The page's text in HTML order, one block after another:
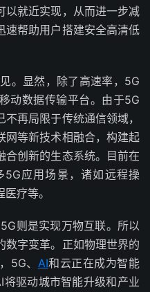
以就近实现，从而进一步减
速帮助用户搭建安全高清低
。显然，除了高速率，5G
动数据传输平台。由于5G
再局限于传统通信领域，
网等新技术相融合，构建起
合创新的生态系统。目前在
应用场景，诸如远程操
疗等。
则是实现万物互联。所以
数字变革。正如物理世界的
5G、 AI和云正在成为智能
驱动城市智能升级和产业